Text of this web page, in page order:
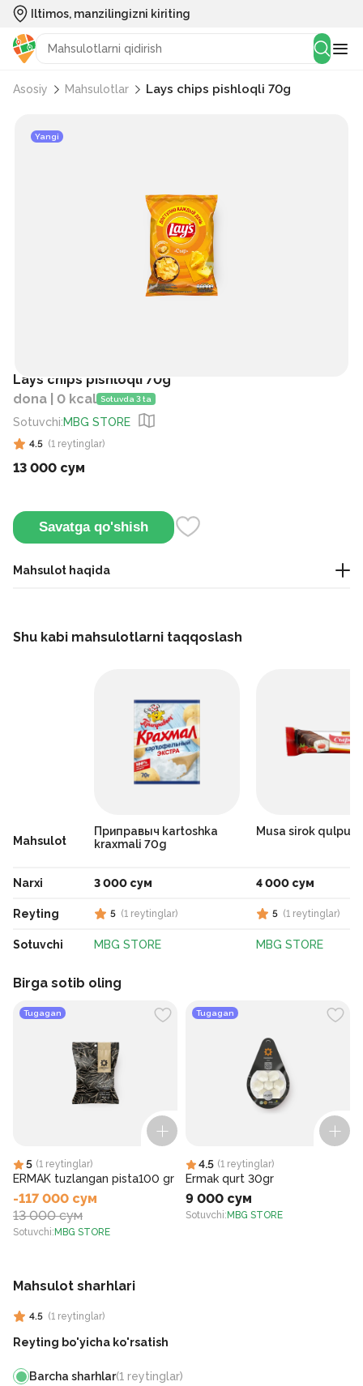
Iltimos, manzilingizni kiriting
Asosiy Mahsulotlar Lays chips pishloqli 70g
Yangi
Lays chips pishloqli 70g
dona | 0 kcal Sotuvda 3 ta
Sotuvchi:MBG STORE
4.5 (1 reytinglar)
13 000 сум
Savatga qo'shish
Mahsulot haqida
keladi.
Shu kabi mahsulotlarni taqqoslash
Mahsulot
Narxi
Reyting
Sotuvchi
Приправыч kartoshka
kraxmali 70g
3 000 сум
5 (1 reytinglar)
MBG STORE
Musa sirok
4 000 сум
5 (1 reytinglar)
MBG STORE
Birga sotib oling
Tugagan
5 (1 reytinglar)
ERMAK tuzlangan pista100 gr
-117 000 сум
13 000 сум
Sotuvchi: MBG STORE
Tugagan
4.5 (1 reytinglar)
Ermak qurt 30gr
9 000 сум
Sotuvchi: MBG STORE
Mahsulot sharhlari
4.5 (1 reytinglar)
Reyting bo'yicha ko'rsatish
Barcha sharhlar(1 reytinglar)